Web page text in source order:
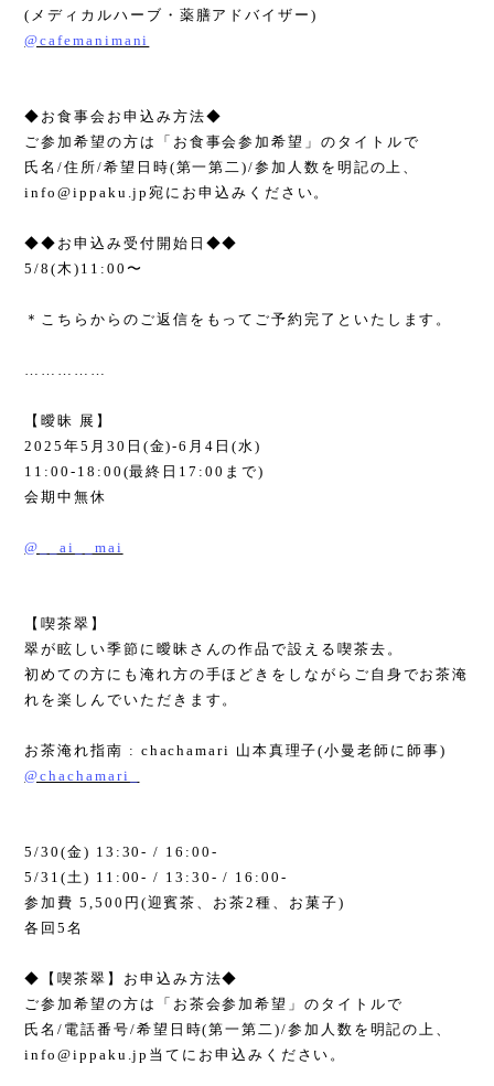
( メディカルハーブ・薬膳アドバイザー )
@cafemanimani
◆ お食事会お申込み方法◆
ご参加希望の方は「お食事会参加希望」のタイトルで
氏名/住所/希望日時(第一第二)/参加人数を明記の上、
info@ippaku.jp宛にお申込みください。
◆◆ お申込み受付開始日 ◆◆
5/8(木 )11:00 〜
＊こちらからのご返信をもってご予約完了といたします。
……………
【曖昧 展】
2025年5 月 30 日 (金)-6 月4 日 (水)
11:00-18:00(最終日 17:00 まで)
会期中無休
@__ai__mai
【喫茶翠】
翠が眩しい季節に曖昧さんの作品で設える喫茶去。
初めての方にも淹れ方の手ほどきをしながらご自身でお茶淹
れを楽しんでいただきます。
お茶淹れ指南 : chachamari 山本真理子(小曼老師に師事)
@chachamari_
5/30(金) 13:30- / 16:00-
5/31(土) 11:00- / 13:30- / 16:00-
参加費 5,500 円 (迎賓茶、お茶2 種、お菓子)
各回5名
◆ 【喫茶翠】お申込み方法◆
ご参加希望の方は「お茶会参加希望」のタイトルで
氏名/ 電話番号/希望日時(第一第二)/参加人数を明記の上、
info@ippaku.jp 当てにお申込みください。